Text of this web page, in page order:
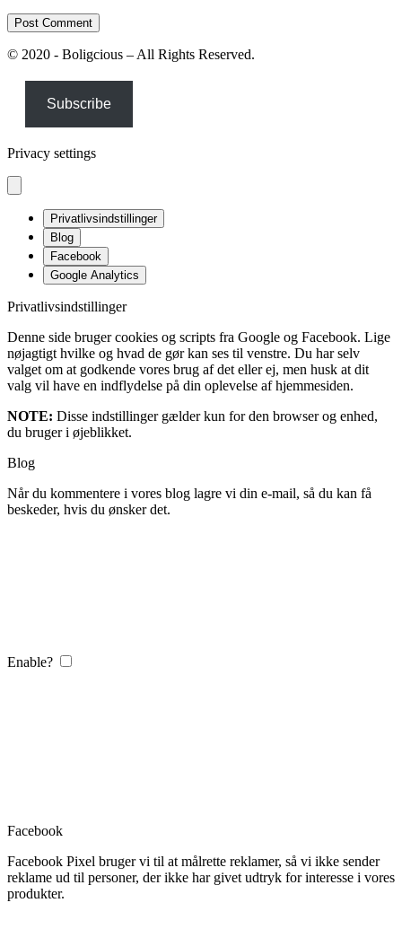
© 2020 - Boligcious – All Rights Reserved.
Subscribe
Privacy settings
Privatlivsindstillinger
Blog
Facebook
Google Analytics
Privatlivsindstillinger
Denne side bruger cookies og scripts fra Google og Facebook. Lige
nøjagtigt hvilke og hvad de gør kan ses til venstre. Du har selv
valget om at godkende vores brug af det eller ej, men husk at dit
valg vil have en indflydelse på din oplevelse af hjemmesiden.
NOTE: Disse indstillinger gælder kun for den browser og enhed,
du bruger i øjeblikket.
Blog
Når du kommentere i vores blog lagre vi din e-mail, så du kan få
beskeder, hvis du ønsker det.
Enable?
Facebook
Facebook Pixel bruger vi til at målrette reklamer, så vi ikke sender
reklame ud til personer, der ikke har givet udtryk for interesse i vores
produkter.